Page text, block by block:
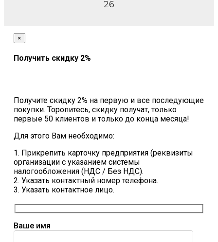
26
×
Получить скидку 2%
Получите скидку 2% на первую и все последующие
покупки. Торопитесь, скидку получат, только
первые 50 клиентов и только до конца месяца!
Для этого Вам необходимо:
1. Прикрепить карточку предприятия (реквизиты
организации с указанием системы
налогообложения (НДС / Без НДС).
2. Указать контактный номер телефона.
3. Указать контактное лицо.
Ваше имя